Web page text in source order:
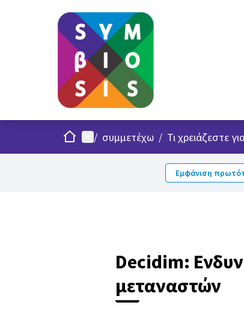
ΣπίτιΚυρίως μενού
/ συμμετέχω / Τι χρειάζεστε
Εμφάνιση
Decidim:
μεταναστών